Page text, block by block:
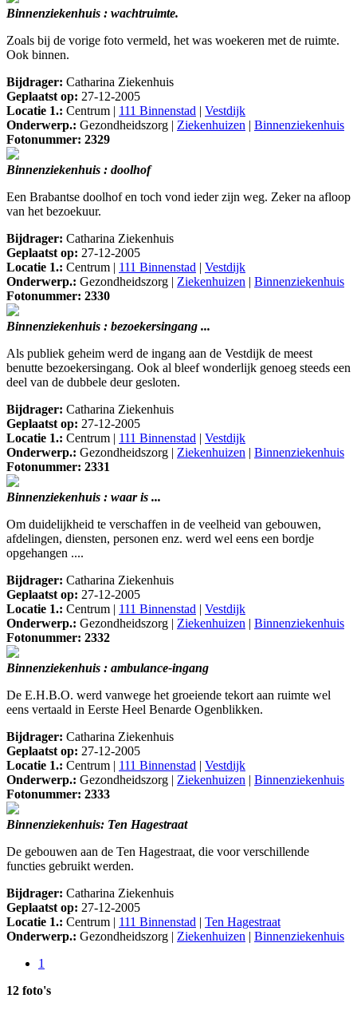
Binnenziekenhuis : wachtruimte.
Zoals bij de vorige foto vermeld, het was woekeren met de ruimte.
Ook binnen.
Bijdrager: Catharina Ziekenhuis
Geplaatst op: 27-12-2005
Locatie 1.: Centrum | 111 Binnenstad | Vestdijk
Onderwerp.: Gezondheidszorg | Ziekenhuizen | Binnenziekenhuis
Fotonummer: 2329
Binnenziekenhuis : doolhof
Een Brabantse doolhof en toch vond ieder zijn weg. Zeker na afloop
van het bezoekuur.
Bijdrager: Catharina Ziekenhuis
Geplaatst op: 27-12-2005
Locatie 1.: Centrum | 111 Binnenstad | Vestdijk
Onderwerp.: Gezondheidszorg | Ziekenhuizen | Binnenziekenhuis
Fotonummer: 2330
Binnenziekenhuis : bezoekersingang ...
Als publiek geheim werd de ingang aan de Vestdijk de meest
benutte bezoekersingang. Ook al bleef wonderlijk genoeg steeds een
deel van de dubbele deur gesloten.
Bijdrager: Catharina Ziekenhuis
Geplaatst op: 27-12-2005
Locatie 1.: Centrum | 111 Binnenstad | Vestdijk
Onderwerp.: Gezondheidszorg | Ziekenhuizen | Binnenziekenhuis
Fotonummer: 2331
Binnenziekenhuis : waar is ...
Om duidelijkheid te verschaffen in de veelheid van gebouwen,
afdelingen, diensten, personen enz. werd wel eens een bordje
opgehangen ....
Bijdrager: Catharina Ziekenhuis
Geplaatst op: 27-12-2005
Locatie 1.: Centrum | 111 Binnenstad | Vestdijk
Onderwerp.: Gezondheidszorg | Ziekenhuizen | Binnenziekenhuis
Fotonummer: 2332
Binnenziekenhuis : ambulance-ingang
De E.H.B.O. werd vanwege het groeiende tekort aan ruimte wel
eens vertaald in Eerste Heel Benarde Ogenblikken.
Bijdrager: Catharina Ziekenhuis
Geplaatst op: 27-12-2005
Locatie 1.: Centrum | 111 Binnenstad | Vestdijk
Onderwerp.: Gezondheidszorg | Ziekenhuizen | Binnenziekenhuis
Fotonummer: 2333
Binnenziekenhuis: Ten Hagestraat
De gebouwen aan de Ten Hagestraat, die voor verschillende
functies gebruikt werden.
Bijdrager: Catharina Ziekenhuis
Geplaatst op: 27-12-2005
Locatie 1.: Centrum | 111 Binnenstad | Ten Hagestraat
Onderwerp.: Gezondheidszorg | Ziekenhuizen | Binnenziekenhuis
1
12 foto's